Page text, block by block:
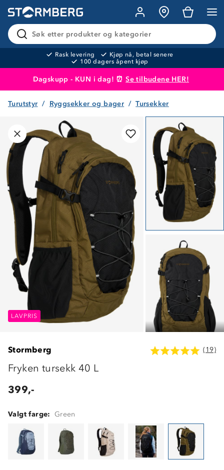
Søk etter produkter og kategorier
Rask levering
Kjøp nå, betal senere
100 dagers åpent kjøp
Dagskupp - KUN i dag! ⏰Se tilbudene HER!
Produktet er lagt i handlekurven Til kassen
Turutstyr Ryggsekker og bager Tursekker
LAVPRIS LAVPRIS
LAVPRIS
Stormberg (19)
Fryken tursekk 40 L
399,-
Valgt farge: Green